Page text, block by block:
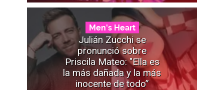
Men's Heart
Julián Zucchi se
pronunció sobre
Priscila Mateo: "Ella es
la más dañada y la más
inocente de todo”